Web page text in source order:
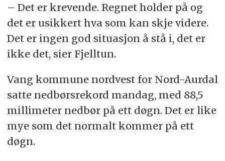
– Det er krevende. Regnet holder på og
det er usikkert hva som kan skje videre.
Det er ingen god situasjon å stå i, det er
ikke det, sier Fjelltun.
Vang kommune nordvest for Nord-Aurdal
satte nedbørsrekord mandag, med 88,5
millimeter nedbør på ett døgn. Det er like
mye som det normalt kommer på ett
døgn.